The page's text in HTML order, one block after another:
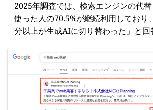
2025年調査では、検索エンジンの代
使った人の70.5%が継続利用しており
分以上が生成AIに切り替わった」と回